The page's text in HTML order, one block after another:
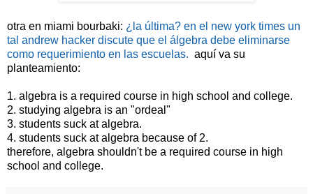
otra en miami bourbaki: ¿la última? en el new york times un
tal andrew hacker discute que el álgebra debe eliminarse
como requerimiento en las escuelas. aquí va su
planteamiento:
1. algebra is a required course in high school and college.
2. studying algebra is an "ordeal"
3. students suck at algebra.
4. students suck at algebra because of 2.
therefore, algebra shouldn't be a required course in high
school and college.